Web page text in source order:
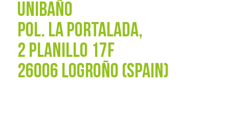
UNIBAÑO
POL. La Portalada,
2 PLANILLO 17F
26006 LOGROÑO (SPAIN)